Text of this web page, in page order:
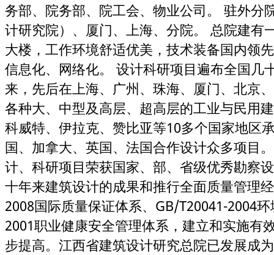
务部、院务部、院工会、物业公司。 驻外分
计研究院）、厦门、上海、分院。 总院建有
大楼，工作环境舒适优美，技术装备国内领
信息化、网络化。 设计科研项目遍布全国几
来，先后在上海、广州、珠海、厦门、北京
各种大、中型及高层、超高层的工业与民用
科威特、伊拉克、赞比亚等10多个国家地区
国、加拿大、英国、法国合作设计众多项目
计、科研项目荣获国家、部、省级优秀勘察
十年来建筑设计的成果和推行全面质量管理
2008国际质量保证体系、GB/T20041-2004
2001职业健康安全管理体系，建立和实施有
步提高。江西省建筑设计研究总院已发展成